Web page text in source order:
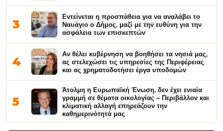
3
Εντείνεται η προσπάθεια για να αναλάβει το
Ναυάγιο ο Δήμος, μαζί με την ευθύνη για την
ασφάλεια των επισκεπτών
4
Αν θέλει κυβέρνηση να βοηθήσει τα νησιά μας,
ας στελεχώσει τις υπηρεσίες της Περιφέρειας
και ας χρηματοδοτήσει έργα υποδομών
5
Άτολμη η Ευρωπαϊκή Ένωση, δεν έχει ενιαία
γραμμή σε θέματα οικολογίας – Περιβάλλον και
κλιματική αλλαγή επηρεάζουν την
καθημερινότητά μας